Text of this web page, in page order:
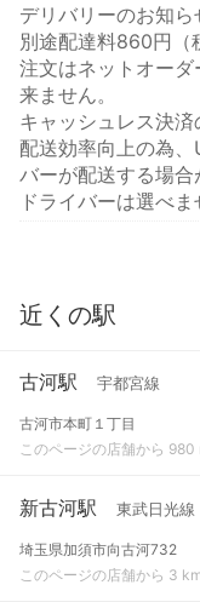
デリバリーのお知ら
別途配達料860円（
注文はネットオー
来ません。
キャッシュレス決済
配送効率向上の為
バーが配送する場合
ドライバーは選べ
近くの駅
古河駅 宇都宮線
古河市本町１丁目
このページの店舗から 980
新古河駅 東武日光線
埼玉県加須市向古河732
このページの店舗から 3